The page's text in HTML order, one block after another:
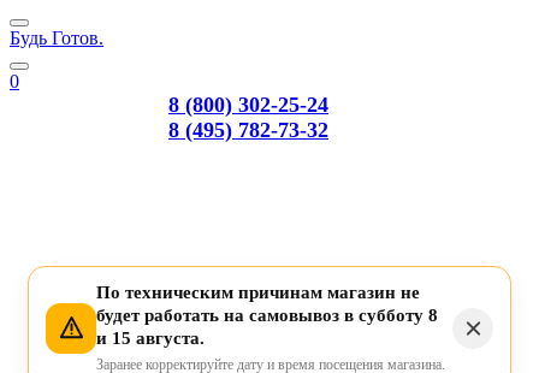
Будь Готов.
0
8 (800) 302-25-24
8 (495) 782-73-32
По техническим причинам магазин не
будет работать на самовывоз в субботу 8
и 15 августа.
Заранее корректируйте дату и время посещения магазина.